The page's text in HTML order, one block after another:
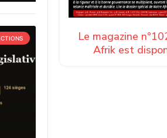
Le magazine
Afrik est